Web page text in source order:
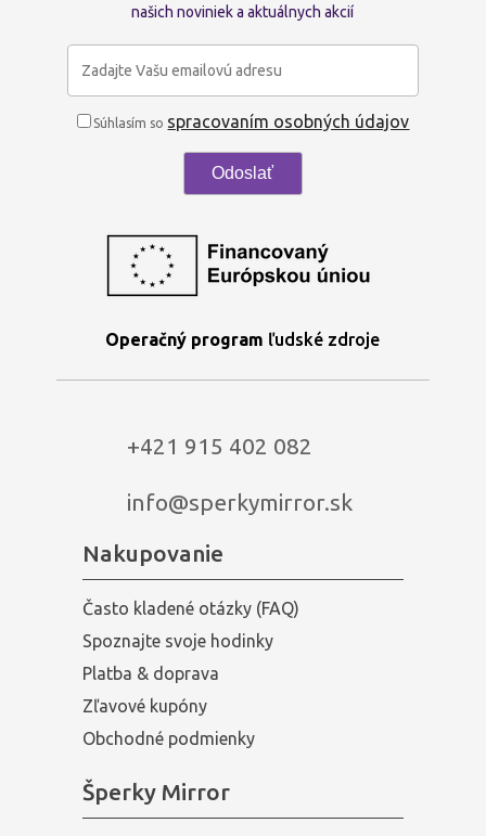
našich noviniek a aktuálnych akcií
Súhlasím so spracovaním osobných údajov
Operačný program ľudské zdroje
+421 915 402 082
info@sperkymirror.sk
Nakupovanie
Často kladené otázky (FAQ)
Spoznajte svoje hodinky
Platba & doprava
Zľavové kupóny
Obchodné podmienky
Šperky Mirror